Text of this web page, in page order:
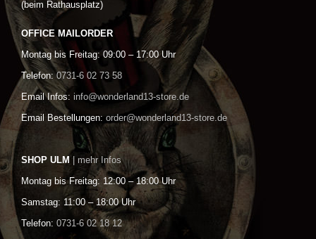
(beim Rathausplatz)
OFFICE MAILORDER
Montag bis Freitag: 09:00 – 17:00 Uhr
Telefon: 0731-6 02 73 58
Email Infos: info@wonderland13-store.de
Email Bestellungen: order@wonderland13-store.de
SHOP ULM | mehr Infos
Montag bis Freitag: 12:00 – 18:00 Uhr
Samstag: 11:00 – 18:00 Uhr
Telefon: 0731-6 02 18 12